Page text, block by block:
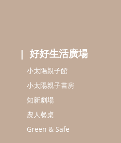
好好生活廣場
小太陽親子館
小太陽親子書房
知新劇場
農人餐桌
Green & Safe